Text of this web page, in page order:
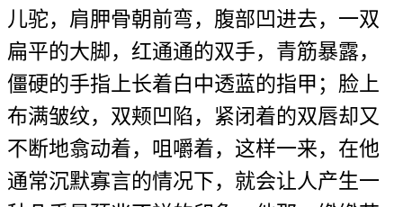
儿驼，肩胛骨朝前弯，腹部凹进去，一双
扁平的大脚，红通通的双手，青筋暴露，
僵硬的手指上长着白中透蓝的指甲；脸上
布满皱纹，双颊凹陷，紧闭着的双唇却又
不断地翕动着，咀嚼着，这样一来，在他
通常沉默寡言的情况下，就会让人产生一